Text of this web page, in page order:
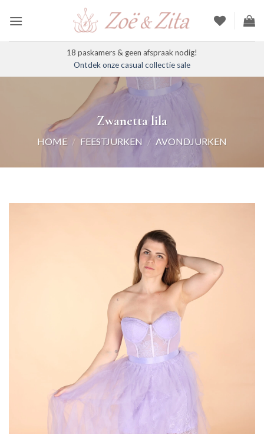
naar
18 paskamers & geen afspraak nodig!
Ontdek onze casual collectie sale
Zwanetta lila
HOME / FEESTJURKEN / AVONDJURKEN